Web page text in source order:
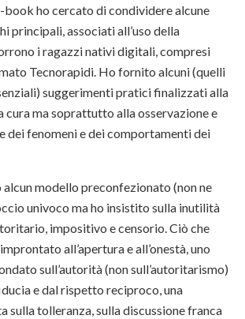
book ho cercato di condividere alcune
principali, associati all’uso della
i ragazzi nativi digitali, compresi
Tecnorapidi. Ho fornito alcuni (quelli
suggerimenti pratici finalizzati alla
cura ma soprattutto alla osservazione e
dei fenomeni e dei comportamenti dei
modello preconfezionato (non ne
univoco ma ho insistito sulla inutilità
impositivo e censorio. Ciò che
all’apertura e all’onestà, uno
sull’autorità (non sull’autoritarismo)
e dal rispetto reciproco, una
sulla tolleranza, sulla discussione franca